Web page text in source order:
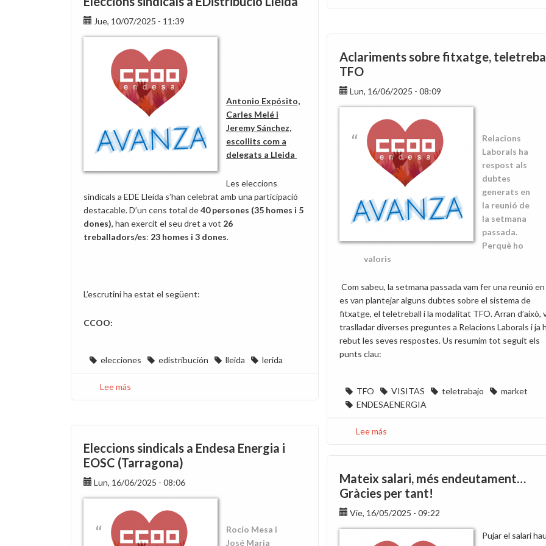
y
mayo,
tendremos
para
un
sayo!
eliminació
de
les
mesures
imposades
en
el
comunicat
Clic
Tac
Jue, 10/07/2025 - 11:39
Antonio Expósito,
Carles Melé i
Jeremy Sánchez,
escollits com a
delegats a Lleida
Les eleccions
sindicals a EDE Lleida s’han celebrat amb una participació
destacable. D’un cens total de40 persones (35 homes i 5
dones), han exercit el seu dret a vot 26
treballadors/es: 23 homes i 3 dones.
L’escrutini ha estat el següent:
CCOO:
elecciones edistribución lleida lerida
Lee más
Lleida
Aclariments sobre fitxatge,
TFO
Lun, 16/06/2025 - 08:09
Relacions
Laborals ha
respost als
dubtes
generats en
la reunió de
la setmana
passada.
Perquè ho
valoris
Com sabeu, la setmana passada vam fer una reunió
es van plantejar alguns dubtes sobre el sistema de
fitxatge, el teletreball i la modalitat TFO. Arran d’això,
traslladar diverses preguntes a Relacions Laborals i ja
rebut les seves respostes. Us resumim tot seguit els
punts clau:
TFO VISITAS teletrabajo
market
ENDESAENERGIA
Lee más
fitxatge,
teletreball
i
TFO
Eleccions sindicals a Endesa Energia i
EOSC (Tarragona)
Lun, 16/06/2025 - 08:06
Rocío Mesa i
José Maria
Mateix salari, més endeutament…
Gràcies per tant!
Vie, 16/05/2025 - 09:22
Pujar el salari